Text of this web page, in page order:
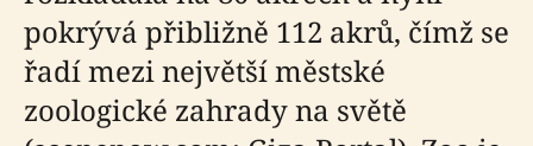
pokrývá přibližně 112 akrů, čímž se
řadí mezi největší městské
zoologické zahrady na světě